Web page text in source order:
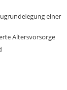
einer
Altersvorsorge